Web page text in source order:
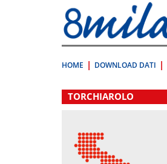
direttamente
a:
Contenuto
HOME DOWNLOAD DATI
.
TORCHIAROLO